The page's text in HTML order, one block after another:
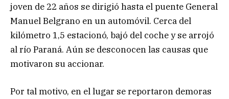
joven de 22 años se dirigió hasta el puente General
Manuel Belgrano en un automóvil. Cerca del
kilómetro 1,5 estacionó, bajó del coche y se arrojó
al río Paraná. Aún se desconocen las causas que
motivaron su accionar.
Por tal motivo, en el lugar se reportaron demoras